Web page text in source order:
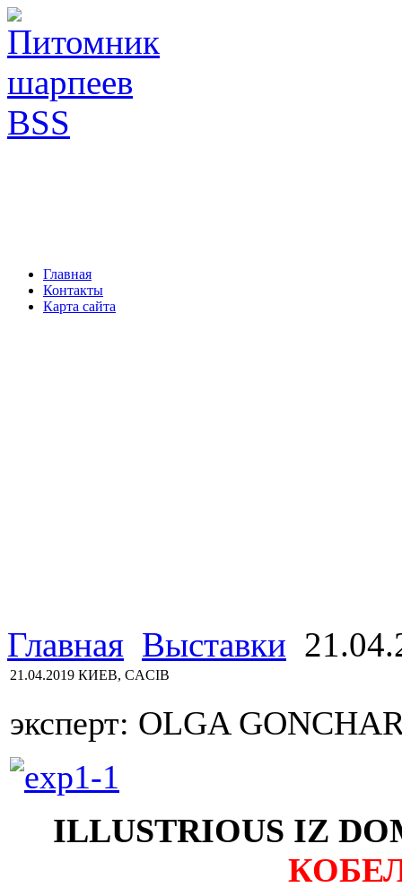
Главная
Контакты
Карта сайта
Главная Выставки
21.04.2019 КИЕВ, CACIB
эксперт: OLGA
ILLUSTRIOUS IZ